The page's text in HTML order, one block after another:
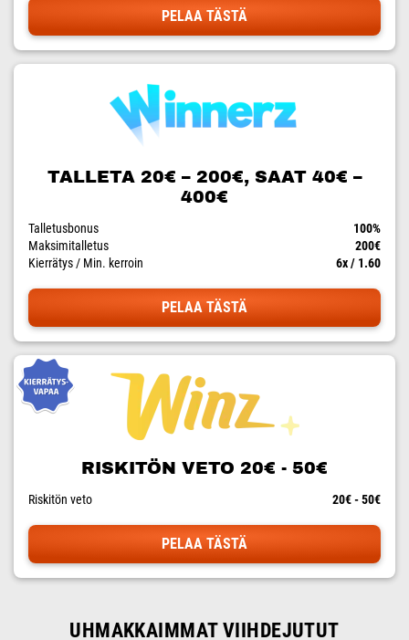
PELAA TÄSTÄ
TALLETA 20€ – 200€, SAAT 40€ –
400€
Talletusbonus
100%
Maksimitalletus
200€
Kierrätys / Min. kerroin
6x / 1.60
PELAA TÄSTÄ
RISKITÖN VETO 20€ - 50€
Riskitön veto 20€ - 50€
PELAA TÄSTÄ
UHMAKKAIMMAT VIIHDEJUTUT